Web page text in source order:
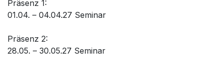
Präsenz 1:
01.04. – 04.04.27 Seminar
Präsenz 2:
28.05. – 30.05.27 Seminar